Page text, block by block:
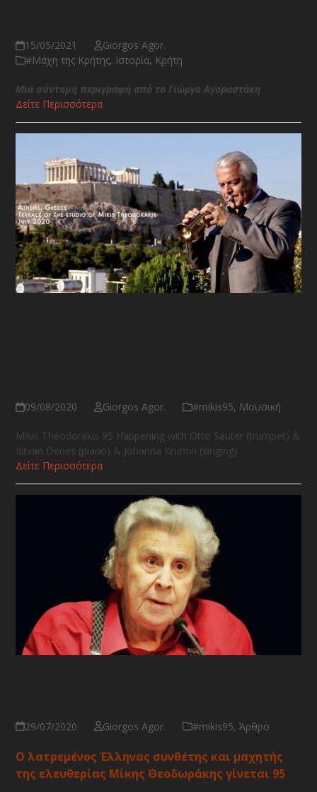
15/05/2021
Giorgos Agor.
#Μάχη της Κρήτης, Ιστορία, Κρήτη
Μια σύντομη περιγραφή από το Γιώργο Αγοραστάκη
Δείτε Περισσότερα
09/08/2020 Giorgos Agor. #mikis95, Μουσική
Mikis Theodorakis 95 Happening with Otto Sauter (trumpet) &
Istvan Denes (piano) & Johanna Krumin (singing)
Δείτε Περισσότερα
29/07/2020 Giorgos Agor. #mikis95, Άρθρο
Ο λατρεμένος Έλληνας συνθέτης και μαχητής
της ελευθερίας Μίκης Θεοδωράκης γίνεται 95